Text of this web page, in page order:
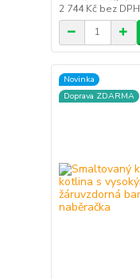
2 744 Kč bez DPH
Novinka
Doprava ZDARMA